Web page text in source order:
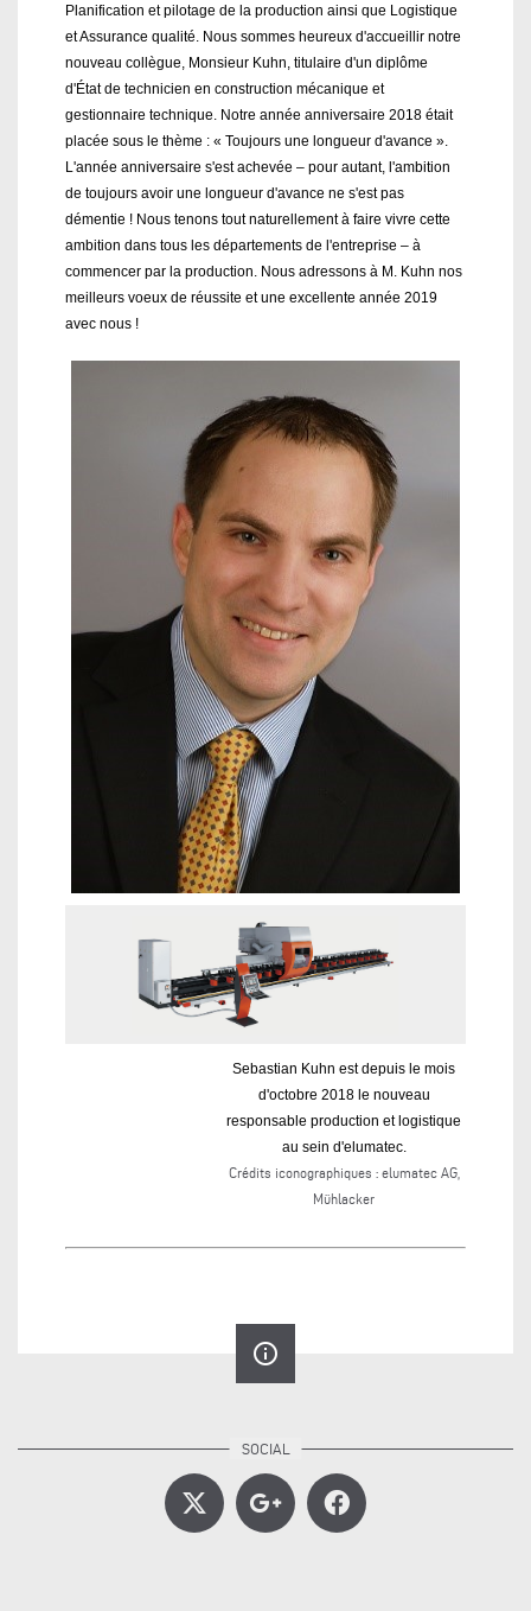
Planification et pilotage de la production ainsi que Logistique
et Assurance qualité. Nous sommes heureux d'accueillir notre
nouveau collègue, Monsieur Kuhn, titulaire d'un diplôme
d'État de technicien en construction mécanique et
gestionnaire technique. Notre année anniversaire 2018 était
placée sous le thème : « Toujours une longueur d'avance ».
L'année anniversaire s'est achevée – pour autant, l'ambition
de toujours avoir une longueur d'avance ne s'est pas
démentie ! Nous tenons tout naturellement à faire vivre cette
ambition dans tous les départements de l'entreprise – à
commencer par la production. Nous adressons à M. Kuhn nos
meilleurs voeux de réussite et une excellente année 2019
avec nous !
Sebastian Kuhn est depuis le mois
d'octobre 2018 le nouveau
responsable production et logistique
au sein d'elumatec.
Crédits iconographiques : elumatec AG,
Mühlacker
info_outline